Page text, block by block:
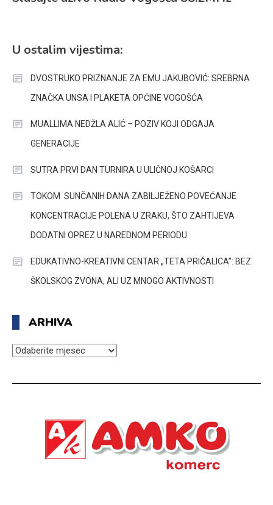
U ostalim vijestima:
DVOSTRUKO PRIZNANJE ZA EMU JAKUBOVIĆ: SREBRNA
ZNAČKA UNSA I PLAKETA OPĆINE VOGOŠĆA
MUALLIMA NEDŽLA ALIĆ – POZIV KOJI ODGAJA
GENERACIJE
SUTRA PRVI DAN TURNIRA U ULIČNOJ KOŠARCI
TOKOM SUNČANIH DANA ZABILJEŽENO POVEĆANJE
KONCENTRACIJE POLENA U ZRAKU, ŠTO ZAHTIJEVA
DODATNI OPREZ U NAREDNOM PERIODU.
EDUKATIVNO-KREATIVNI CENTAR „TETA PRIČALICA”: BEZ
ŠKOLSKOG ZVONA, ALI UZ MNOGO AKTIVNOSTI
ARHIVA
ARHIVA